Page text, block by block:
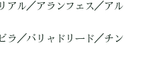
アル／アランフェス／アル
ラ／バリャドリード／チン